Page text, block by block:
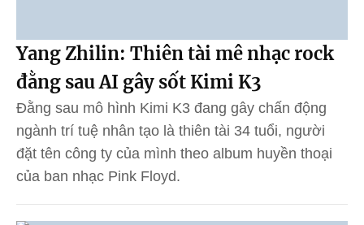
Yang Zhilin: Thiên tài mê nhạc rock
đằng sau AI gây sốt Kimi K3
Đằng sau mô hình Kimi K3 đang gây chấn động
ngành trí tuệ nhân tạo là thiên tài 34 tuổi, người
đặt tên công ty của mình theo album huyền thoại
của ban nhạc Pink Floyd.